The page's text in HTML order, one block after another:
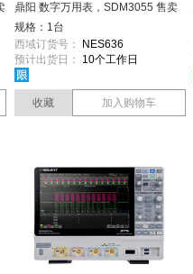
鼎阳 数字万用表，SDM3055 售卖
规格：1台
西域订货号：
NES636
预计出货日：
10个工作日
收藏 加入购物车